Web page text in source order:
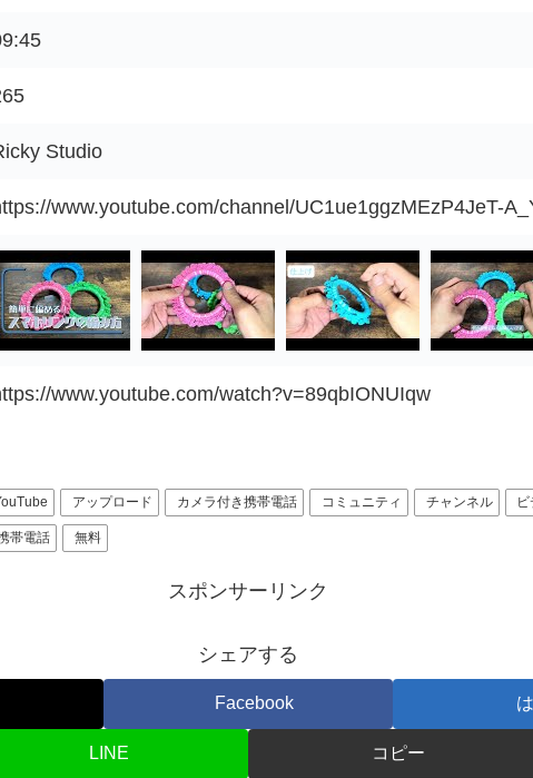
Studio
www.youtube.com/channel/UC1ue1ggzMEzP4JeT-
www.youtube.com/watch?v=89qbIONUIqw
アップロード カメラ付き携帯電話 コミュニティ チャンネル
帯電話 無料
スポンサーリンク
シェアする
Facebook
LINE コピー